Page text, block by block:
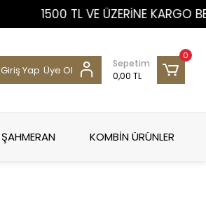
1500 TL VE ÜZERİNE KARGO
Giriş Yap Üye Ol
0
Sepetim
0,00 TL
ŞAHMERAN KOMBİN ÜRÜNLER